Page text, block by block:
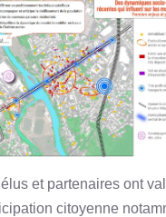
élus et partenaires ont
citoyenne